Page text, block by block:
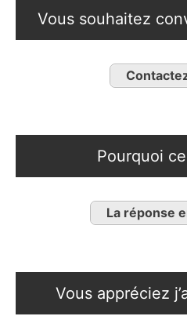
Vous souhaitez
Pourquoi
La réponse
Vous appréciez